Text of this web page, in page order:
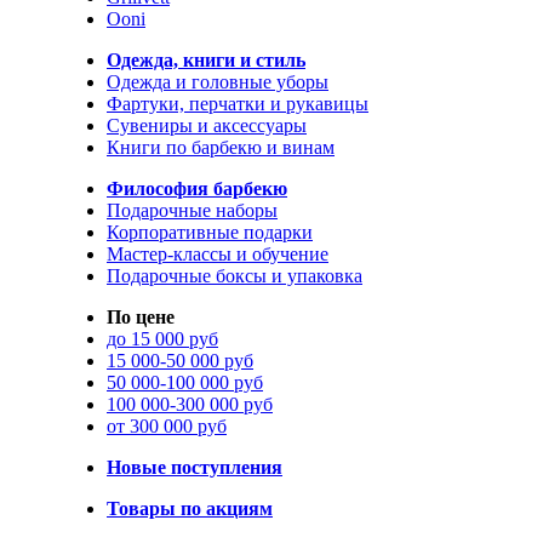
Ooni
Одежда, книги и стиль
Одежда и головные уборы
Фартуки, перчатки и рукавицы
Сувениры и аксессуары
Книги по барбекю и винам
Философия барбекю
Подарочные наборы
Корпоративные подарки
Мастер-классы и обучение
Подарочные боксы и упаковка
По цене
до 15 000 руб
15 000-50 000 руб
50 000-100 000 руб
100 000-300 000 руб
от 300 000 руб
Новые поступления
Товары по акциям